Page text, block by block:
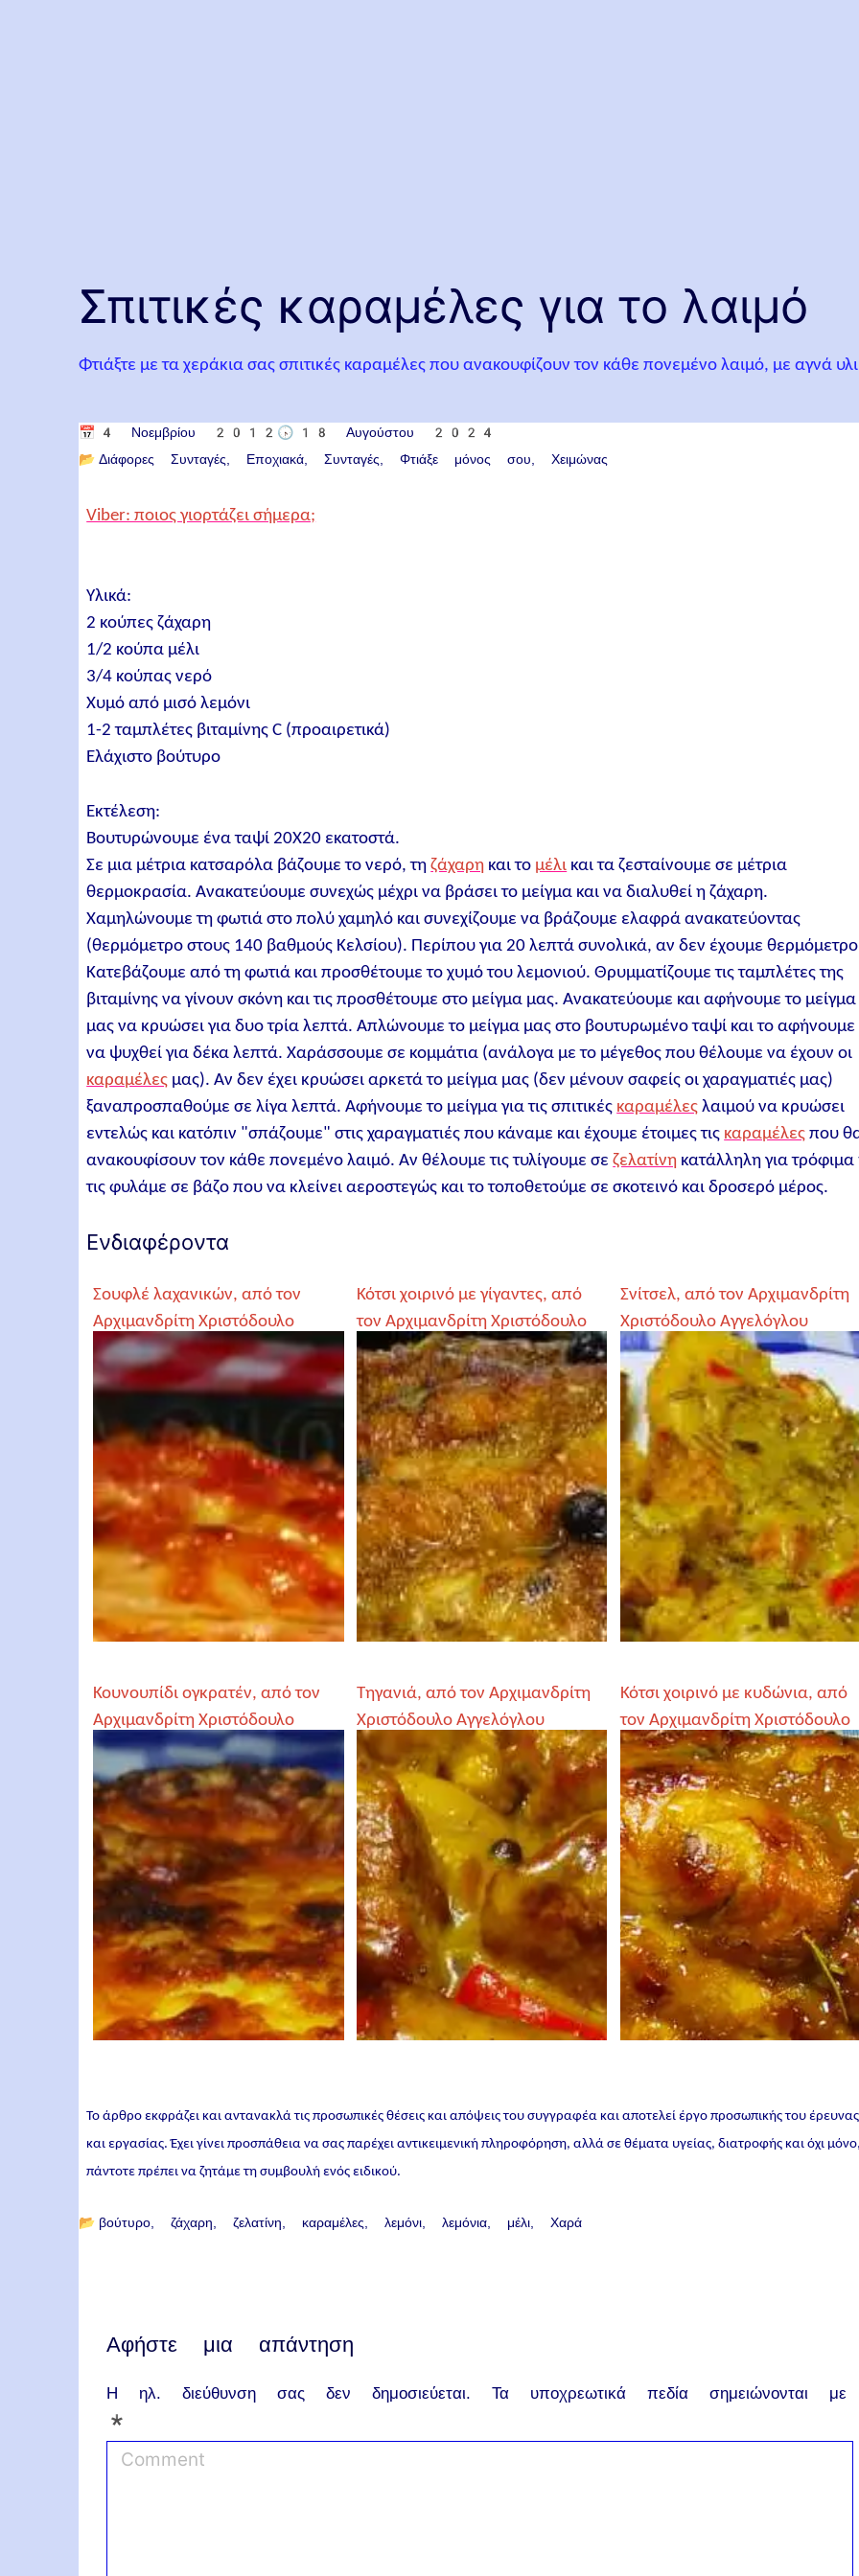
Σπιτικές καραμέλες για το λαιμό
Φτιάξτε με τα χεράκια σας σπιτικές καραμέλες που ανακουφίζουν τον κάθε πονεμένο λαιμό, με αγνά
📅 4 Νοεμβρίου 2012 🕟
18 Αυγούστου 2024
📂 Διάφορες Συνταγές Εποχιακά Συνταγές Φτιάξε μόνος σου Χειμώνας
Viber: ποιος γιορτάζει σήμερα;
Υλικά:
2 κούπες ζάχαρη
1/2 κούπα μέλι
3/4 κούπας νερό
Χυμό από μισό λεμόνι
1-2 ταμπλέτες βιταμίνης C (προαιρετικά)
Ελάχιστο βούτυρο
Εκτέλεση:
Βουτυρώνουμε ένα ταψί 20Χ20 εκατοστά.
Σε μια μέτρια κατσαρόλα βάζουμε το νερό, τηζάχαρη και το μέλι και τα ζεσταίνουμε σε μέτρια
θερμοκρασία. Ανακατεύουμε συνεχώς μέχρι να βράσει το μείγμα και να διαλυθεί η ζάχαρη.
Χαμηλώνουμε τη φωτιά στο πολύ χαμηλό και συνεχίζουμε να βράζουμε ελαφρά ανακατεύοντας
(θερμόμετρο στους 140 βαθμούς Κελσίου). Περίπου για 20 λεπτά συνολικά, αν δεν έχουμε
Κατεβάζουμε από τη φωτιά και προσθέτουμε το χυμό του λεμονιού. Θρυμματίζουμε τις ταμπλέτες της
βιταμίνης να γίνουν σκόνη και τις προσθέτουμε στο μείγμα μας. Ανακατεύουμε και αφήνουμε το μείγμα
μας να κρυώσει για δυο τρία λεπτά. Απλώνουμε το μείγμα μας στο βουτυρωμένο ταψί και το αφήνουμε
να ψυχθεί για δέκα λεπτά. Χαράσσουμε σε κομμάτια (ανάλογα με το μέγεθος που θέλουμε να έχουν οι
καραμέλες μας). Αν δεν έχει κρυώσει αρκετά το μείγμα μας (δεν μένουν σαφείς οι χαραγματιές μας)
ξαναπροσπαθούμε σε λίγα λεπτά. Αφήνουμε το μείγμα για τις σπιτικές καραμέλες λαιμού να κρυώσει
εντελώς και κατόπιν "σπάζουμε" στις χαραγματιές που κάναμε και έχουμε έτοιμες τις καραμέλες που
ανακουφίσουν τον κάθε πονεμένο λαιμό. Αν θέλουμε τις τυλίγουμε σεζελατίνη κατάλληλη για τρόφιμα
τις φυλάμε σε βάζο που να κλείνει αεροστεγώς και το τοποθετούμε σε σκοτεινό και δροσερό μέρος.
Ενδιαφέροντα
Σουφλέ λαχανικών, από τον
Αρχιμανδρίτη Χριστόδουλο
Αγγελόγλου
Κότσι χοιρινό με γίγαντες, από
τον Αρχιμανδρίτη Χριστόδουλο
Αγγελόγλου
Σνίτσελ, από τον Αρχιμανδρίτη
Χριστόδουλο Αγγελόγλου
Κουνουπίδι ογκρατέν, από τον
Αρχιμανδρίτη Χριστόδουλο
Αγγελόγλου
Τηγανιά, από τον Αρχιμανδρίτη
Χριστόδουλο Αγγελόγλου
Κότσι χοιρινό με κυδώνια, από
τον Αρχιμανδρίτη Χριστόδουλο
Αγγελόγλου
Το άρθρο εκφράζει και αντανακλά τις προσωπικές θέσεις και απόψεις του συγγραφέα και αποτελεί έργο προσωπικής του έρευνας
και εργασίας. Έχει γίνει προσπάθεια να σας παρέχει αντικειμενική πληροφόρηση, αλλά σε θέματα υγείας, διατροφής και όχι
πάντοτε πρέπει να ζητάμε τη συμβουλή ενός ειδικού.
📂 βούτυρο ζάχαρη ζελατίνη καραμέλες λεμόνι λεμόνια μέλι Χαρά
Αφήστε μια απάντηση
Η ηλ. διεύθυνση σας δεν δημοσιεύεται.
Τα υποχρεωτικά πεδία σημειώνονται με
*